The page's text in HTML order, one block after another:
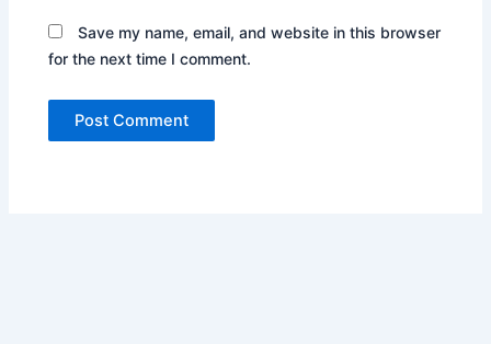
Save my name, email, and website in this browser
for the next time I comment.